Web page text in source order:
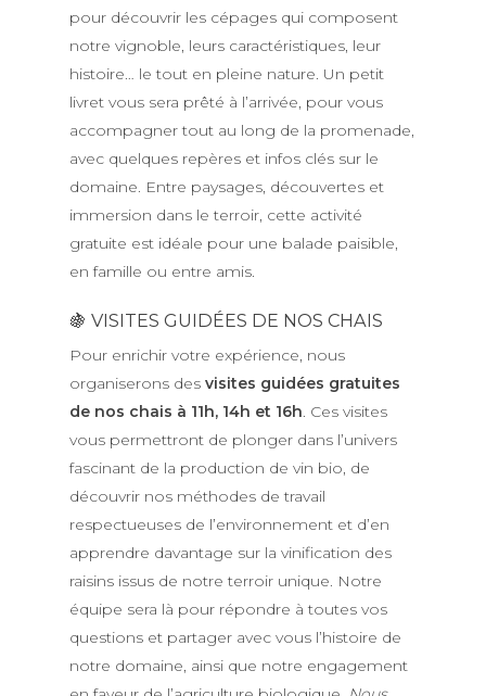
pour découvrir les cépages qui composent
notre vignoble, leurs caractéristiques, leur
histoire… le tout en pleine nature. Un petit
livret vous sera prêté à l’arrivée, pour vous
accompagner tout au long de la promenade,
avec quelques repères et infos clés sur le
domaine. Entre paysages, découvertes et
immersion dans le terroir, cette activité
gratuite est idéale pour une balade paisible,
en famille ou entre amis.
🍇 VISITES GUIDÉES DE NOS CHAIS
Pour enrichir votre expérience, nous
organiserons des visites guidées gratuites
de nos chais à 11h, 14h et 16h. Ces visites
vous permettront de plonger dans l’univers
fascinant de la production de vin bio, de
découvrir nos méthodes de travail
respectueuses de l’environnement et d’en
apprendre davantage sur la vinification des
raisins issus de notre terroir unique. Notre
équipe sera là pour répondre à toutes vos
questions et partager avec vous l’histoire de
notre domaine, ainsi que notre engagement